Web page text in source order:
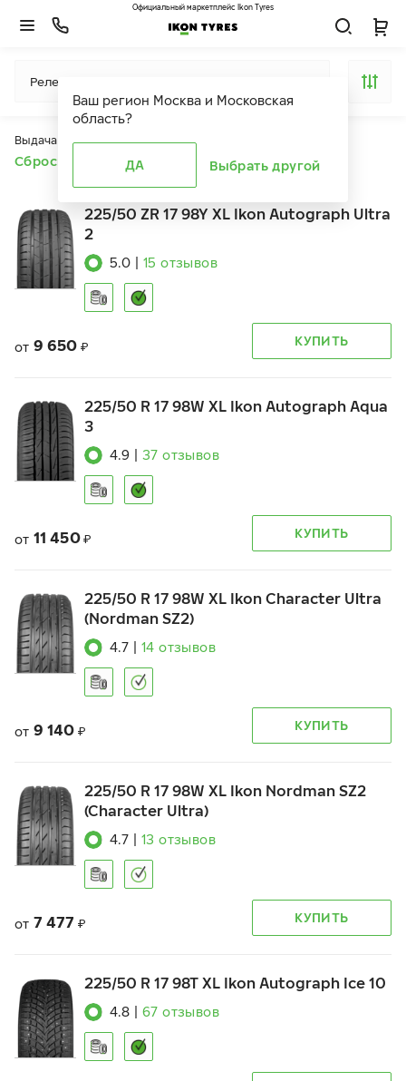
Ваш регион Москва и Московская
область?
ДА Выбрать другой
Официальный маркетплейс Ikon Tyres
Релевантность
Выдача продуктов ограничена действием фильтров
Сбросить все фильтры
225/50 ZR 17 98Y XL Ikon Autograph Ultra
2
5.0 15 отзывов
от 9 650 ₽ КУПИТЬ
225/50 R 17 98W XL Ikon Autograph Aqua
3
4.9 37 отзывов
от 11 450 ₽ КУПИТЬ
225/50 R 17 98W XL Ikon Character Ultra
(Nordman SZ2)
4.7 14 отзывов
от 9 140 ₽ КУПИТЬ
225/50 R 17 98W XL Ikon Nordman SZ2
(Character Ultra)
4.7 13 отзывов
от 7 477 ₽ КУПИТЬ
225/50 R 17 98T XL Ikon Autograph Ice 10
4.8 67 отзывов